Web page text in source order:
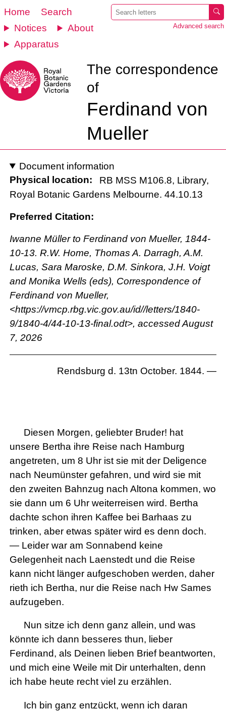
Home
Search
Notices
About
Apparatus
Advanced search
The correspondence
of
Ferdinand von
Mueller
Document information
Physical location:
RB MSS M106.8, Library,
Royal Botanic Gardens Melbourne. 44.10.13
Preferred Citation:
Iwanne Müller to Ferdinand von Mueller, 1844-
10-13. R.W. Home, Thomas A. Darragh, A.M.
Lucas, Sara Maroske, D.M. Sinkora, J.H. Voigt
and Monika Wells (eds), Correspondence of
Ferdinand von Mueller,
<https://vmcp.rbg.vic.gov.au/id//letters/1840-
9/1840-4/44-10-13-final.odt>, accessed August
7, 2026
Rendsburg d. 13tn October. 1844. —
Diesen Morgen, geliebter Bruder! hat
unsere Bertha ihre Reise nach Hamburg
angetreten, um 8 Uhr ist sie mit der Deligence
nach Neumünster gefahren, und wird sie mit
den zweiten Bahnzug nach Altona kommen, wo
sie dann um 6 Uhr weiterreisen wird. Bertha
dachte schon ihren Kaffee bei Barhaas zu
trinken, aber etwas später wird es denn doch.
— Leider war am Sonnabend keine
Gelegenheit nach Laenstedt und die Reise
kann nicht länger aufgeschoben werden, daher
rieth ich Bertha, nur die Reise nach Hw Sames
aufzugeben.
Nun sitze ich denn ganz allein, und was
könnte ich dann besseres thun, lieber
Ferdinand, als Deinen lieben Brief beantworten,
und mich eine Weile mit Dir unterhalten, denn
ich habe heute recht viel zu erzählen.
Ich bin ganz entzückt, wenn ich daran